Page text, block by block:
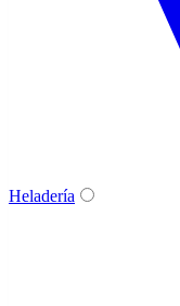
Heladería